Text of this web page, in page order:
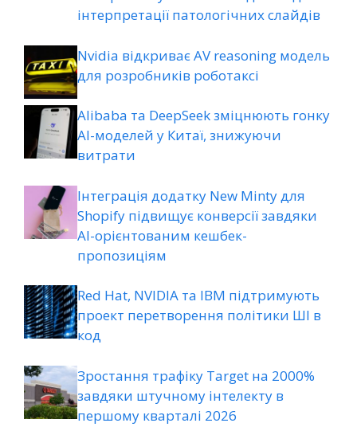
інтерпретації патологічних слайдів
Nvidia відкриває AV reasoning модель
для розробників роботаксі
Alibaba та DeepSeek зміцнюють гонку
AI-моделей у Китаї, знижуючи
витрати
Інтеграція додатку New Minty для
Shopify підвищує конверсії завдяки
AI-орієнтованим кешбек-
пропозиціям
Red Hat, NVIDIA та IBM підтримують
проект перетворення політики ШІ в
код
Зростання трафіку Target на 2000%
завдяки штучному інтелекту в
першому кварталі 2026